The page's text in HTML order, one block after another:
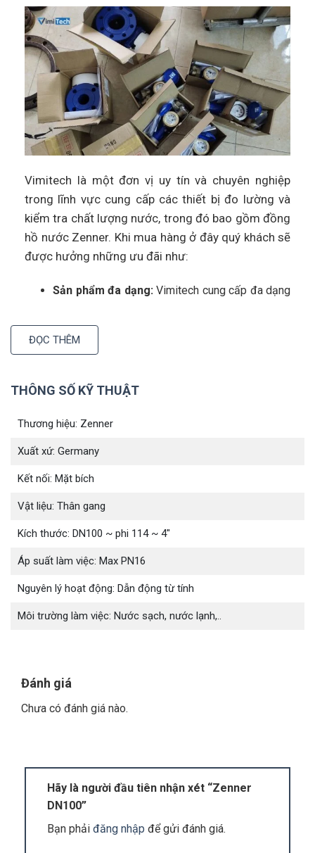
Vimitech là một đơn vị uy tín và chuyên nghiệp
trong lĩnh vực cung cấp các thiết bị đo lường và
kiểm tra chất lượng nước, trong đó bao gồm đồng
hồ nước Zenner. Khi mua hàng ở đây quý khách sẽ
được hưởng những ưu đãi như:
Sản phẩm đa dạng:Vimitech cung cấp đa dạng
độ chính xác khác nhau, phù hợp với nhu cầu sử
dụng của từng khách hàng. Tham khảo thêm sản
nước của Vimitech đều được sản xuất bởi các
thương hiệu nổi tiếng và có chất lượng cao, đảm
đồng hồ nước với giá cả cạnh tranh nhất trên thị
trường mà không làm giảm chất lượng sản
lòng của khách hàng lên hàng đầu. Sau khi mua
sản phẩm, khách hàng sẽ được hỗ trợ tận tình
trong quá trình lắp đặt, vận hành và bảo trì sản
ĐỌC THÊM
THÔNG SỐ KỸ THUẬT
Thương hiệu: Zenner
Xuất xứ: Germany
Kết nối: Mặt bích
Vật liệu: Thân gang
Kích thước: DN100 ~ phi 114 ~ 4"
Áp suất làm việc: Max PN16
Nguyên lý hoạt động: Dẫn động từ tính
Môi trường làm việc: Nước sạch, nước lạnh,..
Đánh giá
Chưa có đánh giá nào.
Hãy là người đầu tiên nhận xét “Zenner
DN100”
Bạn phải đăng nhập để gửi đánh giá.